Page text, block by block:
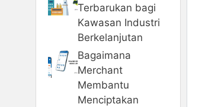
Terbarukan bagi
Kawasan Industri
Berkelanjutan
Bagaimana
Merchant
Membantu
Menciptakan